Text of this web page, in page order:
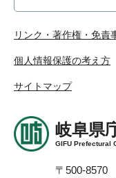
リンク・著作権・免責
個人情報保護の考え方
サイトマップ
岐阜県
GIFU Prefectural
〒500-8570